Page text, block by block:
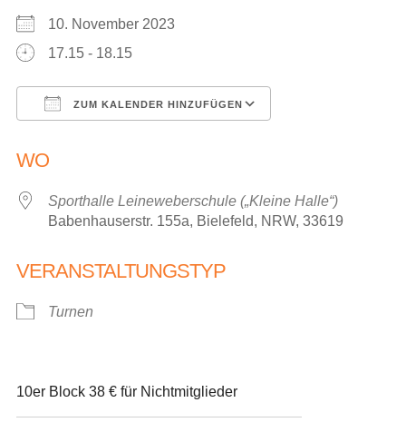
10. November 2023
17.15 - 18.15
ZUM KALENDER HINZUFÜGEN
WO
Sporthalle Leineweberschule („Kleine Halle“)
Babenhauserstr. 155a, Bielefeld, NRW, 33619
VERANSTALTUNGSTYP
Turnen
10er Block 38 € für Nichtmitglieder